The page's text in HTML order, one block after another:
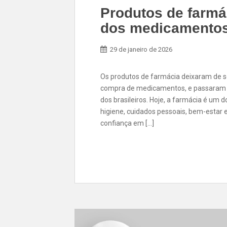
Produtos de
dos
29 de janeiro de 2026
Os produtos de farmácia deixaram de
compra de medicamentos, e
dos brasileiros. Hoje, a farmácia é um
higiene, cuidados pessoais, bem-estar
confiança em […]